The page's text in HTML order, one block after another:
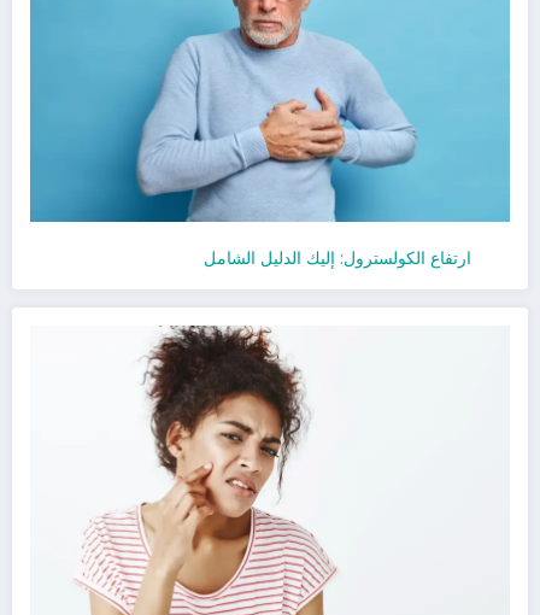
ارتفاع الكولسترول: إليك الدليل الشامل